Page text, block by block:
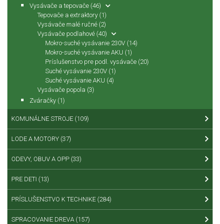
Vysávače a tepovače (46)
Tepovače a extraktory (1)
Vysávače malé ručné (2)
Vysávače podlahové (40)
Mokro-suché vysávanie 230V (14)
Mokro-suché vysávanie AKU (1)
Príslušenstvo pre podl. vysávače (20)
Suché vysávanie 230V (1)
Suché vysávanie AKU (4)
Vysávače popola (3)
Zváračky (1)
KOMUNÁLNE STROJE (109)
LODE A MOTORY (37)
ODEVY, OBUV A OPP (33)
PRE DETI (13)
PRÍSLUŠENSTVO K TECHNIKE (284)
SPRACOVANIE DREVA (157)